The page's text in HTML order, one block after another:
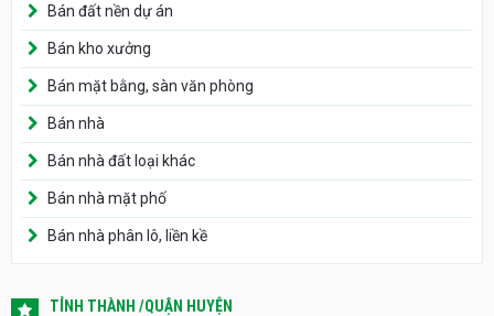
Bán đất nền dự án
Bán kho xưởng
Bán mặt bằng, sàn văn phòng
Bán nhà
Bán nhà đất loại khác
Bán nhà mặt phố
Bán nhà phân lô, liền kề
TỈNH THÀNH /QUẬN HUYỆN